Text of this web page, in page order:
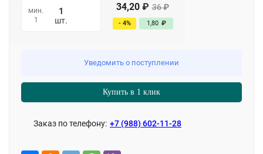
мин.
1
шт.
34,20 ₽ 36 ₽
- 4% 1,80 ₽
Уведомить о поступлении
Купить в 1 клик
Заказ по телефону: +7 (988) 602-11-28